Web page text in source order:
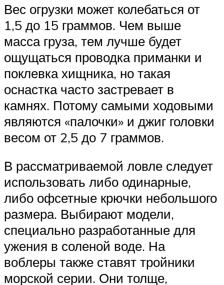
Вес огрузки может колебаться от
1,5 до 15 граммов. Чем выше
масса груза, тем лучше будет
ощущаться проводка приманки и
поклевка хищника, но такая
оснастка часто застревает в
камнях. Потому самыми ходовыми
являются «палочки» и джиг головки
весом от 2,5 до 7 граммов.
В рассматриваемой ловле следует
использовать либо одинарные,
либо офсетные крючки небольшого
размера. Выбирают модели,
специально разработанные для
ужения в соленой воде. На
воблеры также ставят тройники
морской серии. Они толще,